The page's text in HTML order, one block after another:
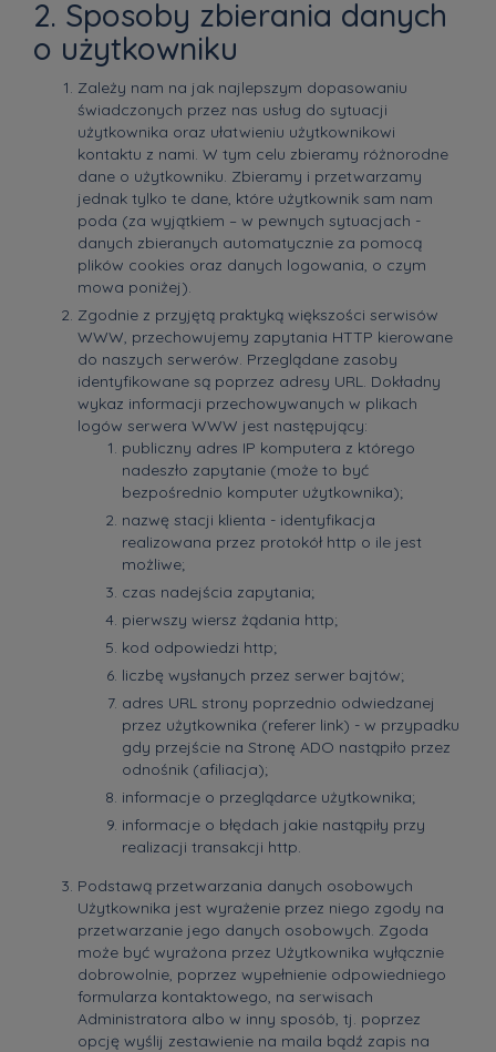
2. Sposoby zbierania danych
o użytkowniku
Zależy nam na jak najlepszym dopasowaniu
świadczonych przez nas usług do sytuacji
użytkownika oraz ułatwieniu użytkownikowi
kontaktu z nami. W tym celu zbieramy różnorodne
dane o użytkowniku. Zbieramy i przetwarzamy
jednak tylko te dane, które użytkownik sam nam
poda (za wyjątkiem – w pewnych sytuacjach -
danych zbieranych automatycznie za pomocą
plików cookies oraz danych logowania, o czym
mowa poniżej).
Zgodnie z przyjętą praktyką większości serwisów
WWW, przechowujemy zapytania HTTP kierowane
do naszych serwerów. Przeglądane zasoby
identyfikowane są poprzez adresy URL. Dokładny
wykaz informacji przechowywanych w plikach
logów serwera WWW jest następujący:
publiczny adres IP komputera z którego
nadeszło zapytanie (może to być
bezpośrednio komputer użytkownika);
nazwę stacji klienta - identyfikacja
realizowana przez protokół http o ile jest
możliwe;
czas nadejścia zapytania;
pierwszy wiersz żądania http;
kod odpowiedzi http;
liczbę wysłanych przez serwer bajtów;
adres URL strony poprzednio odwiedzanej
przez użytkownika (referer link) - w przypadku
gdy przejście na Stronę ADO nastąpiło przez
odnośnik (afiliacja);
informacje o przeglądarce użytkownika;
informacje o błędach jakie nastąpiły przy
realizacji transakcji http.
Podstawą przetwarzania danych osobowych
Użytkownika jest wyrażenie przez niego zgody na
przetwarzanie jego danych osobowych. Zgoda
może być wyrażona przez Użytkownika wyłącznie
dobrowolnie, poprzez wypełnienie odpowiedniego
formularza kontaktowego, na serwisach
Administratora albo w inny sposób, tj. poprzez
opcję wyślij zestawienie na maila bądź zapis na